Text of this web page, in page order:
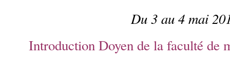
Du 3 au 4 mai
Introduction Doyen de la faculté de